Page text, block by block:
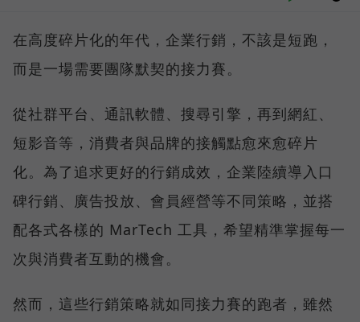
在高度碎片化的年代，企業行銷，不該是短跑，
而是一場需要團隊默契的接力賽。
從社群平台、通訊軟體、搜尋引擎，再到網紅、
短影音等，消費者與品牌的接觸點愈來愈碎片
化。為了追求更好的行銷成效，企業陸續導入口
碑行銷、廣告投放、會員經營等不同策略，並搭
配各式各樣的 MarTech 工具，希望精準掌握每一
次與消費者互動的機會。
然而，這些行銷策略就如同接力賽的跑者，雖然